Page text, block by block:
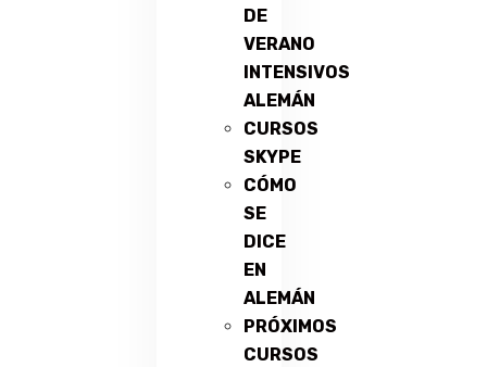
DE
VERANO
INTENSIVOS
ALEMÁN
CURSOS
SKYPE
CÓMO
SE
DICE
EN
ALEMÁN
PRÓXIMOS
CURSOS